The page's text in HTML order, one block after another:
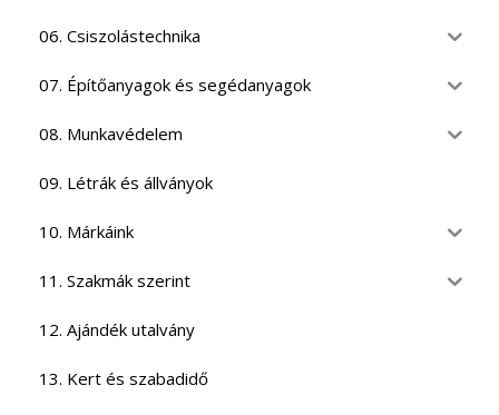
06. Csiszolástechnika
07. Építőanyagok és segédanyagok
08. Munkavédelem
09. Létrák és állványok
10. Márkáink
11. Szakmák szerint
12. Ajándék utalvány
13. Kert és szabadidő